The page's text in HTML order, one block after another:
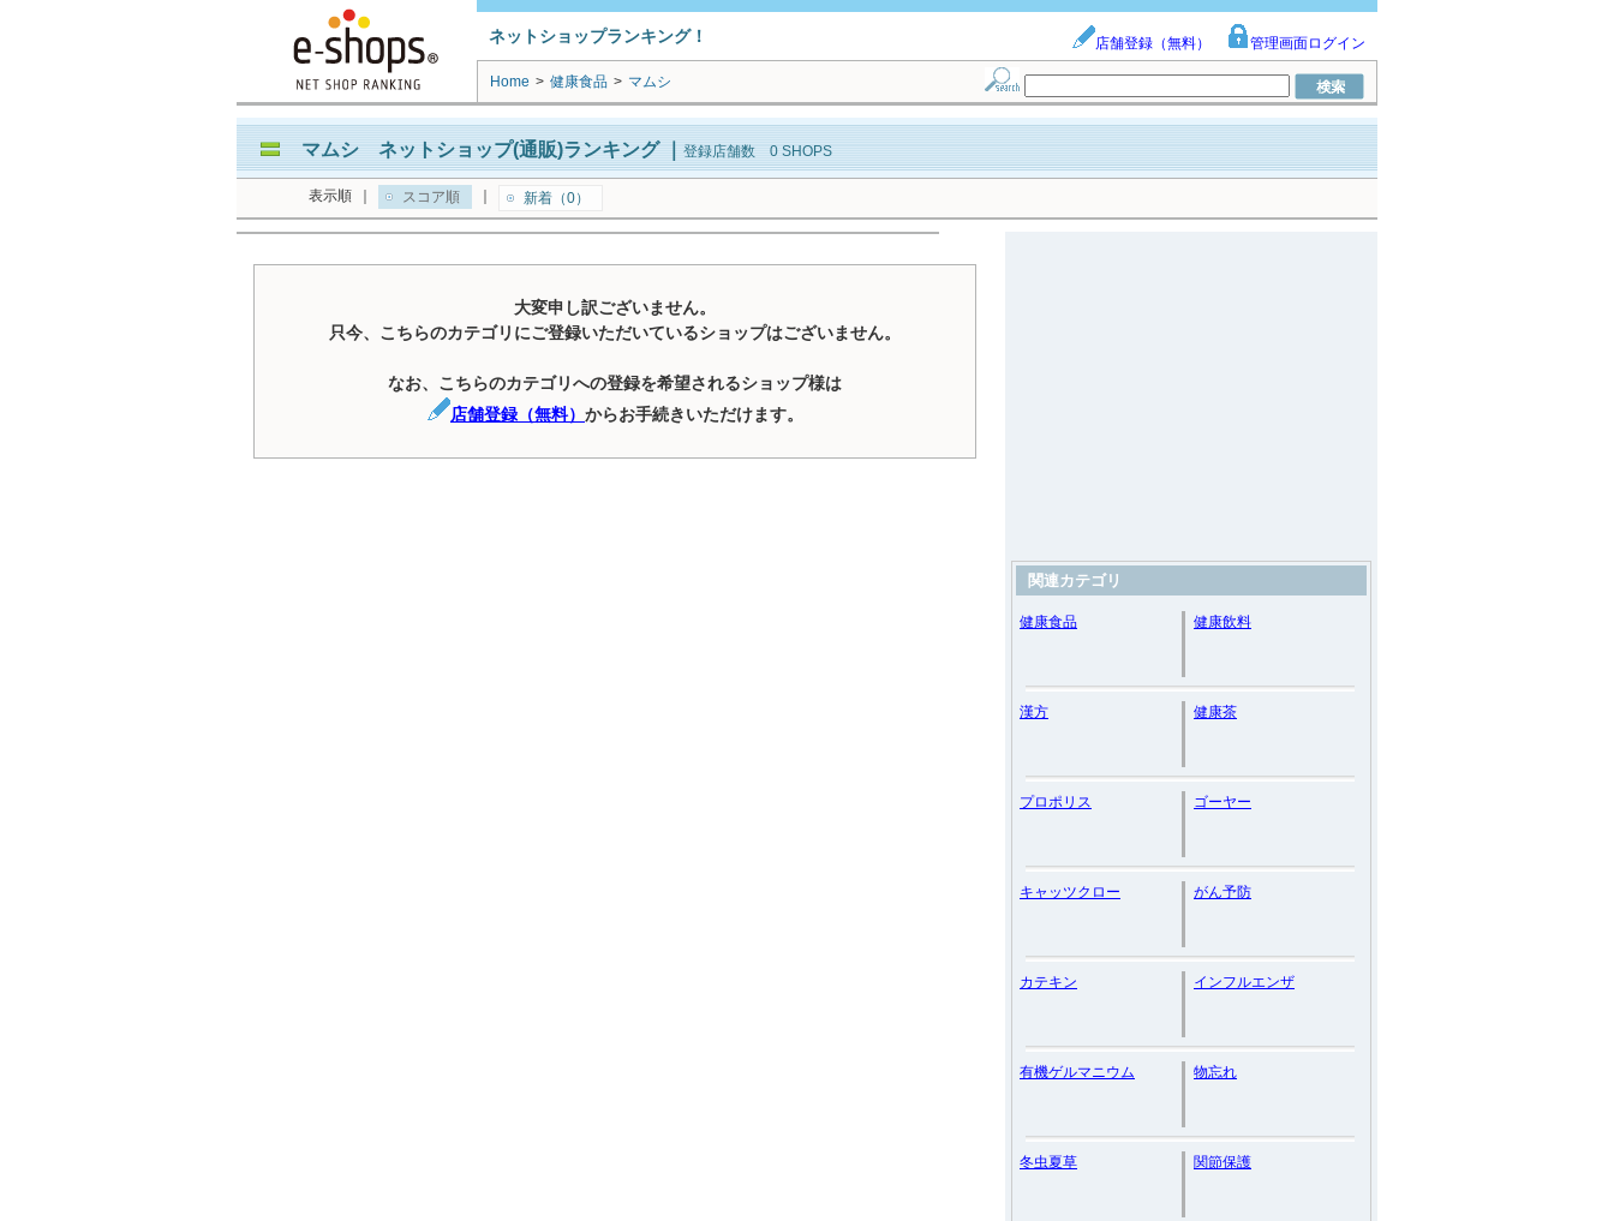
ネットショップランキング！ 店舗登録（無料） 管理画面ログイン
Home > 健康食品 > マムシ
マムシ ネットショップ(通販)ランキング｜ 登録店舗数 0 SHOPS
表示順 スコア順 新着（0）
大変申し訳ございません。
只今、こちらのカテゴリにご登録いただいているショップはございません。
なお、こちらのカテゴリへの登録を希望されるショップ様は
店舗登録（無料） からお手続きいただけます。
関連カテゴリ
健康食品 健康飲料
漢方 健康茶
プロポリス ゴーヤー
キャッツクロー がん予防
カテキン インフルエンザ
有機ゲルマニウム 物忘れ
冬虫夏草 関節保護